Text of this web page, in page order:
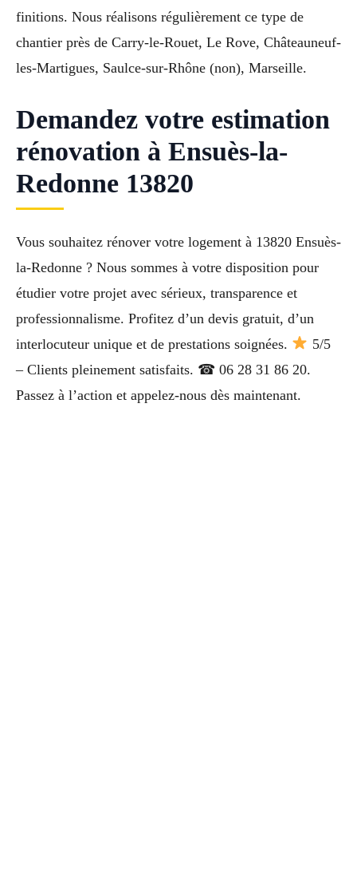
finitions. Nous réalisons régulièrement ce type de
chantier près de Carry-le-Rouet, Le Rove, Châteauneuf-
les-Martigues, Saulce-sur-Rhône (non), Marseille.
Demandez votre estimation
rénovation à Ensuès-la-
Redonne 13820
Vous souhaitez rénover votre logement à 13820 Ensuès-
la-Redonne ? Nous sommes à votre disposition pour
étudier votre projet avec sérieux, transparence et
professionnalisme. Profitez d’un devis gratuit, d’un
interlocuteur unique et de prestations soignées.
5/5
– Clients pleinement satisfaits. ☎ 06 28 31 86 20.
Passez à l’action et appelez-nous dès maintenant.